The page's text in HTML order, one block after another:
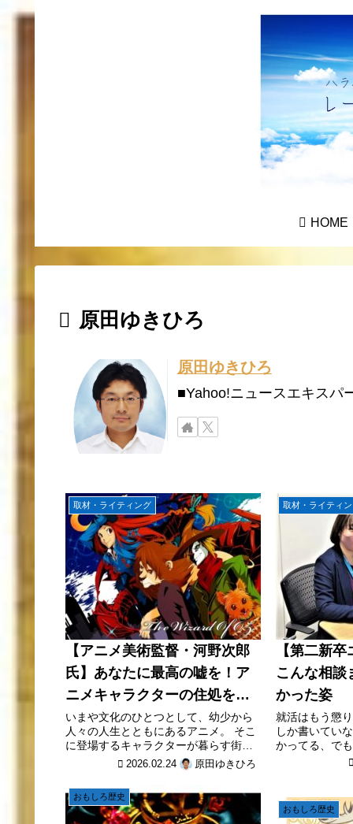
HOME
原田ゆきひろ
原田ゆきひろ
■Yahoo!ニュースエキス
取材・ライティング
【アニメ美術監督・河野次郎
氏】あなたに最高の嘘を！ア
ニメキャラクターの住処をつ
くるお仕事とは？
いまや文化のひとつとして、幼少から
人々の人生とともにあるアニメ。 そこ
に登場するキャラクターが暮らす街や
家、泣いたり笑ったりしながら成長す
る世界は、どのように作られている
か、ご存知でしょうか。 この記事で
は、日本アニメ界のなかでも創設期と
も...
2026.02.24 原田ゆきひろ
取材・ライティ
【第二新
こんな相談
かった姿
就活はもう懲
しか書いてい
かってる、で
て無いよ 履歴
す。かくいう
おもしろ歴史
おもしろ歴史